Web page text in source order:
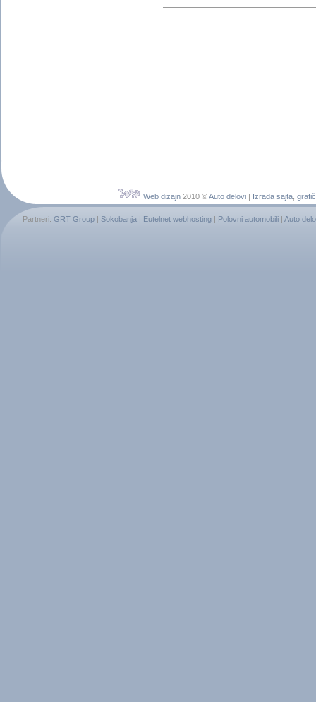
Web dizajn 2010 ©Auto delovi | Izrada sajta
Partneri: GRT Group | Sokobanja | Eutelnet webhosting | Polovni automobili | Auto